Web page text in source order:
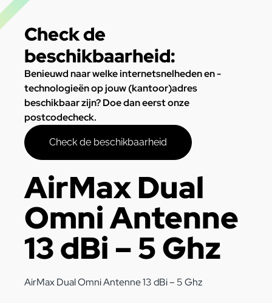
Check de
beschikbaarheid:
Benieuwd naar welke internetsnelheden en -
technologieën op jouw (kantoor)adres
beschikbaar zijn? Doe dan eerst onze
postcodecheck.
Check de beschikbaarheid
AirMax Dual
Omni Antenne
13 dBi – 5 Ghz
AirMax Dual Omni Antenne 13 dBi – 5 Ghz